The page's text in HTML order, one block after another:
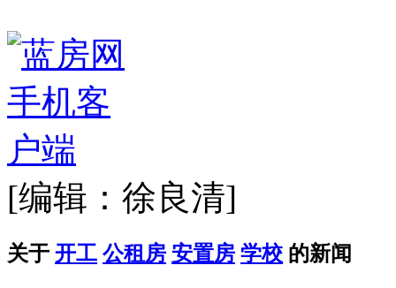
[编辑：徐良清]
关于 开工 公租房 安置房 学校 的新闻